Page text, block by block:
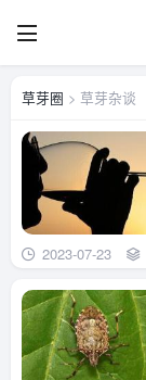
草芽圈 > 草芽杂谈
2023-07-23